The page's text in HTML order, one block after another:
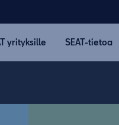
yrityksille SEAT-tietoa